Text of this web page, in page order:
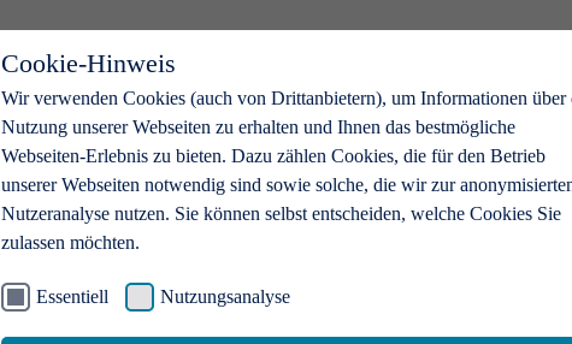
Cookie-Hinweis
Wir verwenden Cookies (auch von Drittanbietern), um Informationen über
Nutzung unserer Webseiten zu erhalten und Ihnen das bestmögliche
Webseiten-Erlebnis zu bieten. Dazu zählen Cookies, die für den Betrieb
unserer Webseiten notwendig sind sowie solche, die wir zur
Nutzeranalyse nutzen. Sie können selbst entscheiden, welche Cookies Sie
zulassen möchten.
Essentiell Nutzungsanalyse